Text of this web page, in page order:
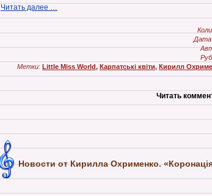
Читать далее …
Дата
Метки: Little Miss World, Карпатські квіти, Кирилл
Читать
Новости от Кирилла Охрименко.